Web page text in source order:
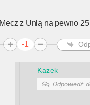
Mecz z Unią na pewno
-1
Kazek
Odpowiedź